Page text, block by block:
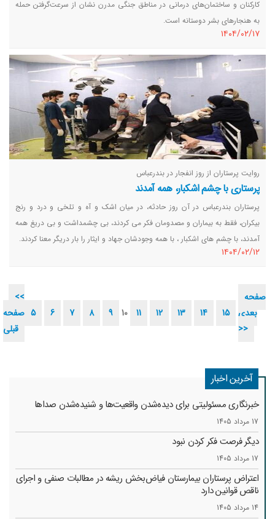
کارکنان و ساختمان‌های درمانی در مناطق جنگی مدرن نشان از سرعت‌گرفتن حمله
به هنجارهای بشر دوستانه است.
١٤٠٤/٠٢/١٧
روایت پرستاران از روز انفجار در بندرعباس
پرستاری با چشم اشکبار، همه آمدند
پرستاران بندرعباس در آن روز حادثه، در میان اشک و آه و تلخی و درد و رنج
بیکران، فقط به بیماران و مصدومان فکر می کردند، بی چشمداشت و بی دریغ همه
آمدند، با چشم های اشکبار ، با همه وجودشان جهاد و ایثار را بار دریگر معنا کردند.
١٤٠٤/٠٢/١٢
<<
صفحه
قبلی
5 6 7 8 9 10 11 12 13 14 15
صفحه
بعدی
>>
آخرین اخبار
خبرنگاری مسئولیتی برای دیده‌شدن واقعیت‌ها و شنیده‌شدن صداها
17 مرداد 1405
دیگر فرصت فکر کردن نبود
17 مرداد 1405
اعتراض پرستاران بیمارستان فیاض‌بخش ریشه در مطالبات صنفی و اجرای
ناقص قوانین دارد
14 مرداد 1405